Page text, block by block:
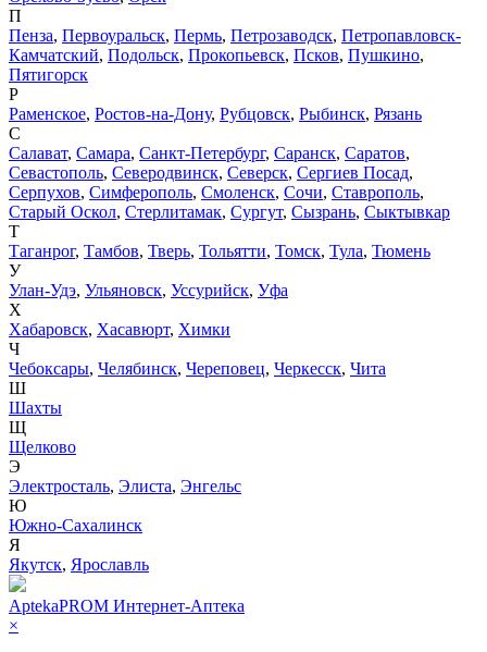
П
Пенза, Первоуральск, Пермь, Петрозаводск, Петропавловск-
Камчатский, Подольск, Прокопьевск, Псков, Пушкино,
Пятигорск
Р
Раменское, Ростов-на-Дону, Рубцовск, Рыбинск, Рязань
С
Салават, Самара, Санкт-Петербург, Саранск, Саратов,
Севастополь, Северодвинск, Северск, Сергиев Посад,
Серпухов, Симферополь, Смоленск, Сочи, Ставрополь,
Старый Оскол, Стерлитамак, Сургут, Сызрань, Сыктывкар
Т
Таганрог, Тамбов, Тверь, Тольятти, Томск, Тула, Тюмень
У
Улан-Удэ, Ульяновск, Уссурийск, Уфа
Х
Хабаровск, Хасавюрт, Химки
Ч
Чебоксары, Челябинск, Череповец, Черкесск, Чита
Ш
Шахты
Щ
Щелково
Э
Электросталь, Элиста, Энгельс
Ю
Южно-Сахалинск
Я
Якутск, Ярославль
AptekaPROM Интернет-Аптека
×